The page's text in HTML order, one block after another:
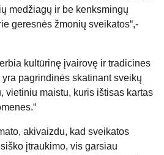
medžiagų ir be kenksmingų
geresnės žmonių sveikatos“,-
kultūrinę įvairovę ir tradicines
pagrindinės skatinant sveikų
vietiniu maistu, kuris ištisas kartas
akivaizdu, kad sveikatos
įtraukimo, vis garsiau